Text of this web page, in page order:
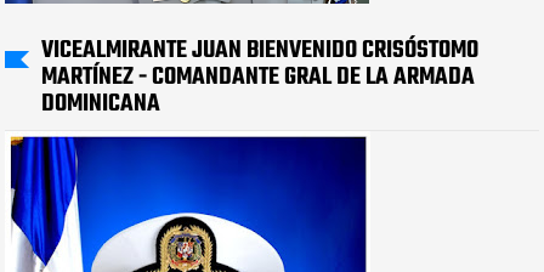
VICEALMIRANTE JUAN BIENVENIDO CRISÓSTOMO
MARTÍNEZ - COMANDANTE GRAL DE LA ARMADA
DOMINICANA